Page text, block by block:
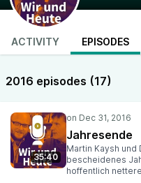
ACTIVITY EPISODES
2016 episodes (17)
35:40
Jahresende
Martin Kaysh und
bescheidenes
hoffentlich